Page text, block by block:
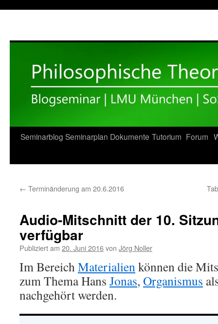
Zum
Seminarblog Seminarplan Dokumente Tutorium Forum
← Terminänderung am 20.6.2016
Audio-Mitschnitt der 10.
verfügbar
Publiziert am 20. Juni 2016von Jörg Noller
Im BereichMaterialienkönnen die
zum Thema Hans Jonas, Organismus
nachgehört werden.